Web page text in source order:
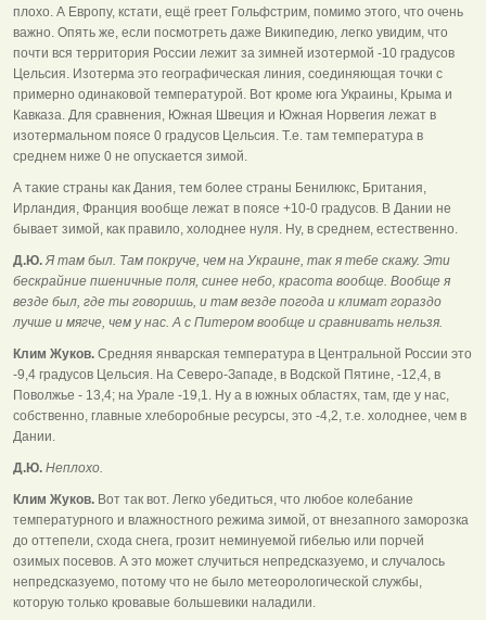
плохо. А Европу, кстати, ещё греет Гольфстрим, помимо этого, что очень
важно. Опять же, если посмотреть даже Википедию, легко увидим, что
почти вся территория России лежит за зимней изотермой -10 градусов
Цельсия. Изотерма это географическая линия, соединяющая точки с
примерно одинаковой температурой. Вот кроме юга Украины, Крыма и
Кавказа. Для сравнения, Южная Швеция и Южная Норвегия лежат в
изотермальном поясе 0 градусов Цельсия. Т.е. там температура в
среднем ниже 0 не опускается зимой.
А такие страны как Дания, тем более страны Бенилюкс, Британия,
Ирландия, Франция вообще лежат в поясе +10-0 градусов. В Дании не
бывает зимой, как правило, холоднее нуля. Ну, в среднем, естественно.
Д.Ю.Я там был. Там покруче, чем на Украине, так я тебе скажу. Эти
бескрайние пшеничные поля, синее небо, красота вообще. Вообще я
везде был, где ты говоришь, и там везде погода и климат гораздо
лучше и мягче, чем у нас. А с Питером вообще и сравнивать нельзя.
Клим Жуков. Средняя январская температура в Центральной России это
-9,4 градусов Цельсия. На Северо-Западе, в Водской Пятине, -12,4, в
Поволжье - 13,4; на Урале -19,1. Ну а в южных областях, там, где у нас,
собственно, главные хлеборобные ресурсы, это -4,2, т.е. холоднее, чем в
Дании.
Д.Ю. Неплохо.
Клим Жуков. Вот так вот. Легко убедиться, что любое колебание
температурного и влажностного режима зимой, от внезапного заморозка
до оттепели, схода снега, грозит неминуемой гибелью или порчей
озимых посевов. А это может случиться непредсказуемо, и случалось
непредсказуемо, потому что не было метеорологической службы,
которую только кровавые большевики наладили.